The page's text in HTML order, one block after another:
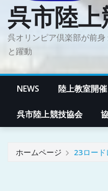
呉市陸
呉オリンピア倶楽部が前
と躍動
NEWS 陸上教室開催
呉市陸上競技協会
ホームページ 23ロー